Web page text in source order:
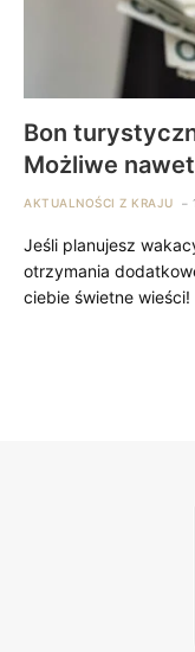
Bon
Możliwe
AKTUALNOŚCI Z KRAJU
Jeśli planujesz
otrzymania
ciebie świetne